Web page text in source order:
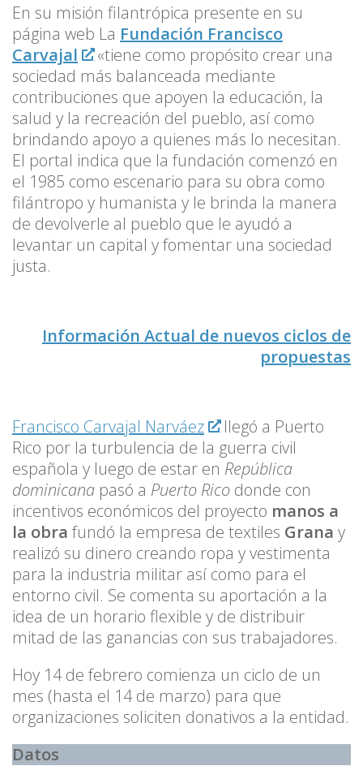
En su misión filantrópica presente en su
página web La Fundación Francisco
Carvajal
«tiene como propósito crear una
sociedad más balanceada mediante
contribuciones que apoyen la educación, la
salud y la recreación del pueblo, así como
brindando apoyo a quienes más lo necesitan.
El portal indica que la fundación comenzó en
el 1985 como escenario para su obra como
filántropo y humanista y le brinda la manera
de devolverle al pueblo que le ayudó a
levantar un capital y fomentar una sociedad
justa.
Información Actual de nuevos ciclos de
propuestas
Francisco Carvajal Narváez
llegó a Puerto
Rico por la turbulencia de la guerra civil
española y luego de estar en República
dominicana pasó a Puerto Rico donde con
incentivos económicos del proyecto manos a
la obra fundó la empresa de textiles Grana y
realizó su dinero creando ropa y vestimenta
para la industria militar así como para el
entorno civil. Se comenta su aportación a la
idea de un horario flexible y de distribuir
mitad de las ganancias con sus trabajadores.
Hoy 14 de febrero comienza un ciclo de un
mes (hasta el 14 de marzo) para que
organizaciones soliciten donativos a la entidad.
Datos